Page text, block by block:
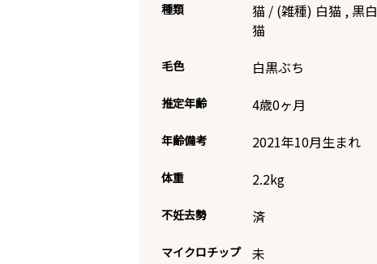
種類 猫 / (雑種) 白猫 , 黒白
猫
毛色 白黒ぶち
推定年齢 4歳0ヶ月
年齢備考 2021年10月生まれ
体重 2.2kg
不妊去勢 済
マイクロチップ 未